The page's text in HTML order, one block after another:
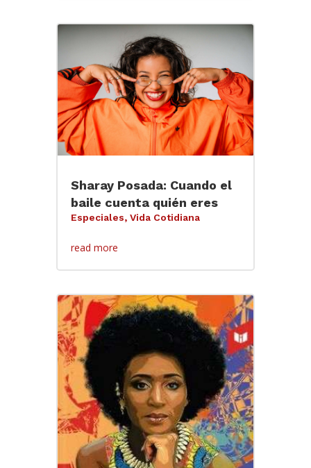
Sharay Posada: Cuando el
baile cuenta quién eres
Especiales, Vida Cotidiana
read more